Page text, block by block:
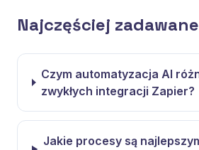
Najczęściej
Czym automatyzacja AI
zwykłych integracji Zapier?
Jakie procesy są